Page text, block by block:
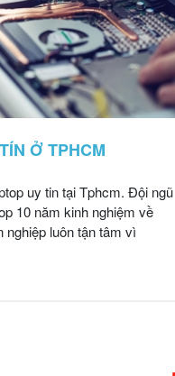
Ở TPHCM
uy tin tại Tphcm. Đội ngũ
10 năm kinh nghiệm về
luôn tận tâm vì